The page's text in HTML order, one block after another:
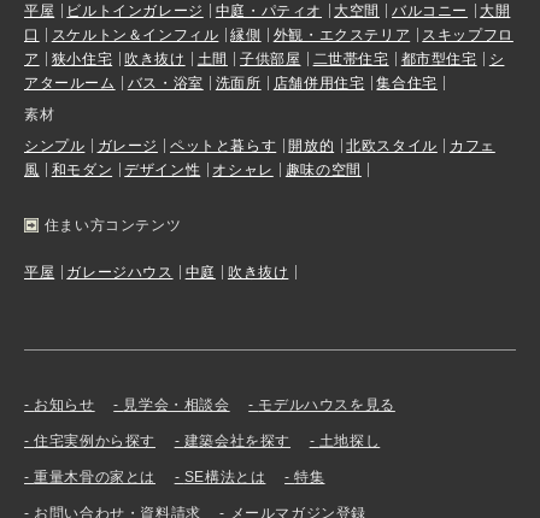
平屋
ビルトインガレージ 中庭・パティオ 大空間 バルコニー
大開
口
スケルトン＆インフィル 縁側 外観・エクステリア
スキップフロ
ア
狭小住宅 吹き抜け 土間 子供部屋 二世帯住宅 都市型住宅
シ
アタールーム
バス・浴室 洗面所 店舗併用住宅
集合住宅
素材
シンプル
ガレージ ペットと暮らす 開放的 北欧スタイル
カフェ
風
和モダン デザイン性 オシャレ 趣味の空間
住まい方コンテンツ
平屋 ガレージハウス 中庭 吹き抜け
お知らせ 見学会・相談会 モデルハウスを見る
住宅実例から探す 建築会社を探す 土地探し
重量木骨の家とは SE構法とは 特集
お問い合わせ・資料請求 メールマガジン登録